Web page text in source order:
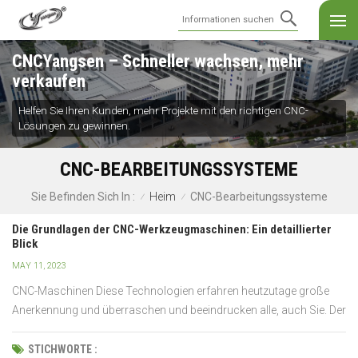
CNCYangsen – Schneller wachsen, mehr
verkaufen
Helfen Sie Ihren Kunden, mehr Projekte mit den richtigen CNC-
Lösungen zu gewinnen.
CNC-BEARBEITUNGSSYSTEME
Sie Befinden Sich In : / Heim / CNC-Bearbeitungssysteme
Die Grundlagen der CNC-Werkzeugmaschinen: Ein detaillierter
Blick
MAY 11, 2023
CNC-Maschinen Diese Technologien erfahren heutzutage große
Anerkennung und überraschen und beeindrucken alle, auch Sie. Der
Mensch von früher hätte sich nicht einmal in seinen kühnsten
Träumen vorstellen können, dass diese Welt jemals in ein so
STICHWORTE :